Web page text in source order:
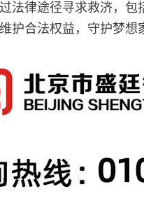
法律途径寻求救济，
护合法权益，守护梦想